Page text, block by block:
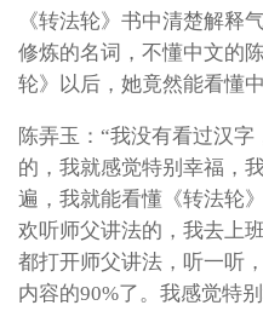
《转法轮》书中清楚解释
修炼的名词，不懂中文的
轮》以后，她竟然能看懂中
陈弄玉：“我没有看过汉
的，我就感觉特别幸福，
遍，我就能看懂《转法轮
欢听师父讲法的，我去上
都打开师父讲法，听一听
内容的90%了。我感觉特